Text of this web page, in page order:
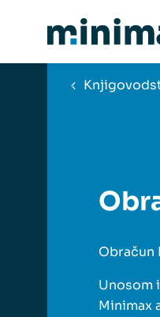
Obračun
Unosom
Minimax